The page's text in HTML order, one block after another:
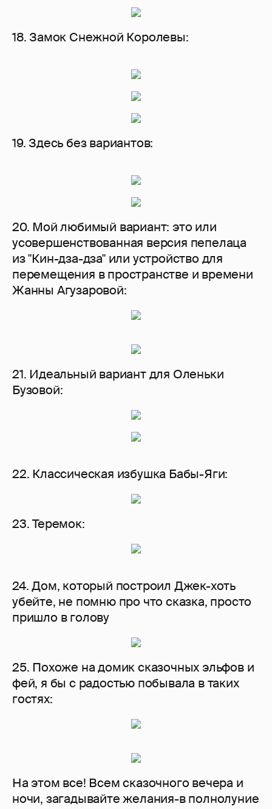
18. Замок Снежной Королевы:
19. Здесь без вариантов:
20. Мой любимый вариант: это или
усовершенствованная версия пепелаца
из "Кин-дза-дза" или устройство для
перемещения в пространстве и времени
Жанны Агузаровой:
21. Идеальный вариант для Оленьки
Бузовой:
22. Классическая избушка Бабы-Яги:
23. Теремок:
24. Дом, который построил Джек-хоть
убейте, не помню про что сказка, просто
пришло в голову
25. Похоже на домик сказочных эльфов и
фей, я бы с радостью побывала в таких
гостях:
На этом все! Всем сказочного вечера и
ночи, загадывайте желания-в полнолуние